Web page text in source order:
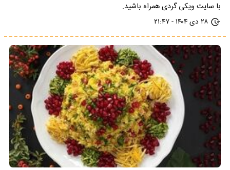
با سایت ویکی گردی همراه باشید.
۲۸ دی ۱۴۰۴ - ۲۱:۴۷